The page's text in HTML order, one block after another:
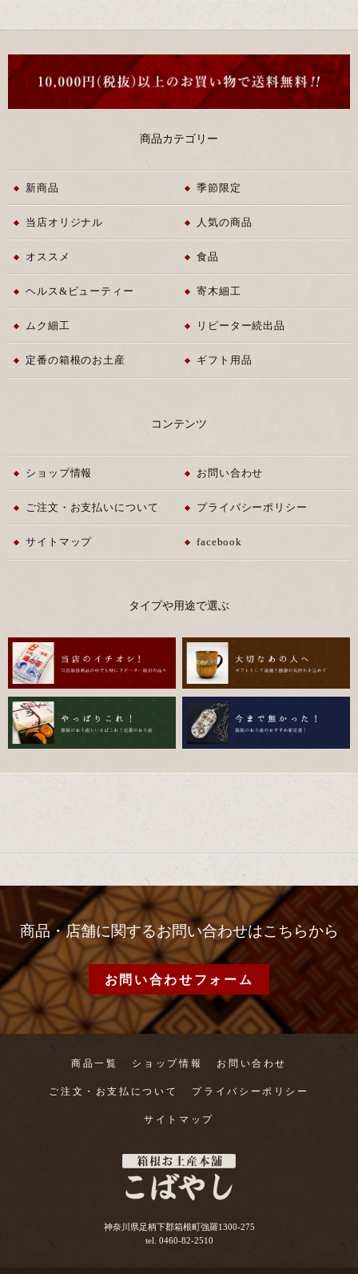
お買い物を続ける カートへ進む
商品カテゴリー
新商品 季節限定
当店オリジナル 人気の商品
オススメ 食品
ヘルス&ビューティー 寄木細工
ムク細工 リピーター続出品
定番の箱根のお土産 ギフト用品
コンテンツ
ショップ情報 お問い合わせ
ご注文・お支払いについて プライバシーポリシー
サイトマップ facebook
タイプや用途で選ぶ
商品・店舗に関するお問い合わせはこちらから
お問い合わせフォーム
商品一覧 ショップ情報 お問い合わせ
ご注文・お支払について プライバシーポリシー
サイトマップ
神奈川県足柄下郡箱根町強羅1300-275
tel. 0460-82-2510